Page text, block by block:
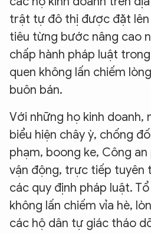
trật tự đô thị được đặt
tiêu từng bước nâng cao
chấp hành pháp luật
quen không lấn chiếm
buôn bán.
Với những họ kinh doanh,
biểu hiện chây ỳ, chống
phạm, boong ke, Công
vận động, trực tiếp tuyên
các quy định pháp luật.
không lấn chiếm vỉa hè,
các hộ dân tự giác tháo